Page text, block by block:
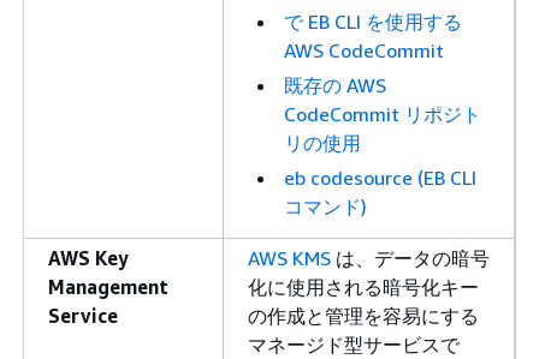
で EB CLI を使用する
AWS CodeCommit
既存の AWS
CodeCommit リポジト
リの使用
eb codesource (EB CLI
コマンド)
AWS Key
Management
Service
AWS KMS は、データの暗号
化に使用される暗号化キー
の作成と管理を容易にする
マネージド型サービスで